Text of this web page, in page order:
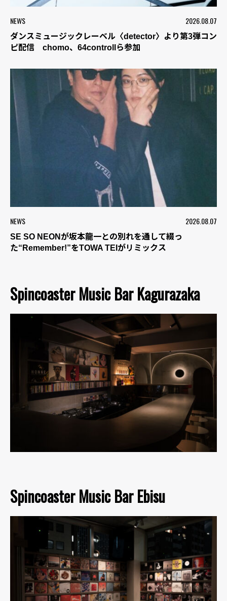
NEWS 2026.08.07
ダンスミュージックレーベル〈detector〉より第3弾コン
ピ配信 chomo、64controllら参加
NEWS 2026.08.07
SE SO NEONが坂本龍一との別れを通して綴っ
た“Remember!”をTOWA TEIがリミックス
Spincoaster Music Bar Kagurazaka
Spincoaster Music Bar Ebisu